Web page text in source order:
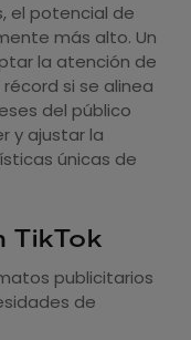
el potencial de
más alto. Un
la atención de
si se alinea
del público
y ajustar la
únicas de
TikTok
publicitarios
de